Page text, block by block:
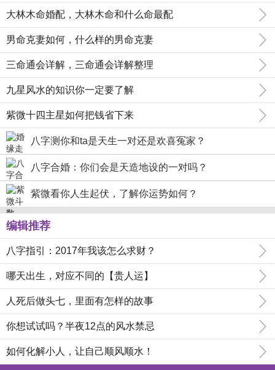
大林木命婚配，大林木命和什么命最配
男命克妻如何，什么样的男命克妻
三命通会详解，三命通会详解整理
九星风水的知识你一定要了解
紫微十四主星如何把钱省下来
八字测你和ta是天生一对还是欢喜冤家？
八字合婚：你们会是天造地设的一对吗？
紫微看你人生起伏，了解你运势如何？
编辑推荐
八字指引：2017年我该怎么求财？
哪天出生，对应不同的【贵人运】
人死后做头七，里面有怎样的故事
你想试试吗？半夜12点的风水禁忌
如何化解小人，让自己顺风顺水！